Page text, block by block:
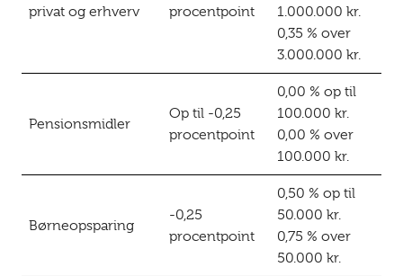
privat og erhverv
procentpoint
1.000.000 kr.
0,35 % over
3.000.000 kr.
Pensionsmidler
Op til -0,25
procentpoint
0,00 % op til
100.000 kr.
0,00 % over
100.000 kr.
Børneopsparing
-0,25
procentpoint
0,50 % op til
50.000 kr.
0,75 % over
50.000 kr.